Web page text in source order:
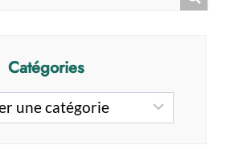
Catégories